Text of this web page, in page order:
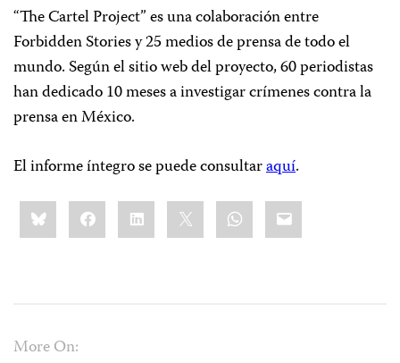
“The Cartel Project” es una colaboración entre
Forbidden Stories y 25 medios de prensa de todo el
mundo. Según el sitio web del proyecto, 60 periodistas
han dedicado 10 meses a investigar crímenes contra la
prensa en México.
El informe íntegro se puede consultaraquí.
Share
this:BlueskyFacebookLinkedIn WhatsApp
Email
More On: